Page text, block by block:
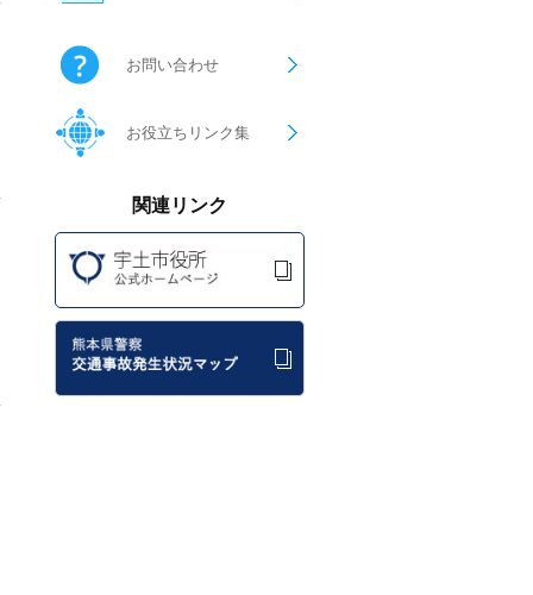
お問い合わせ
お役立ちリンク集
関連リンク